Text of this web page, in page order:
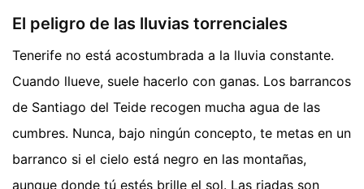
El peligro de las lluvias torrenciales
Tenerife no está acostumbrada a la lluvia constante.
Cuando llueve, suele hacerlo con ganas. Los barrancos
de Santiago del Teide recogen mucha agua de las
cumbres. Nunca, bajo ningún concepto, te metas en un
barranco si el cielo está negro en las montañas,
aunque donde tú estés brille el sol. Las riadas son